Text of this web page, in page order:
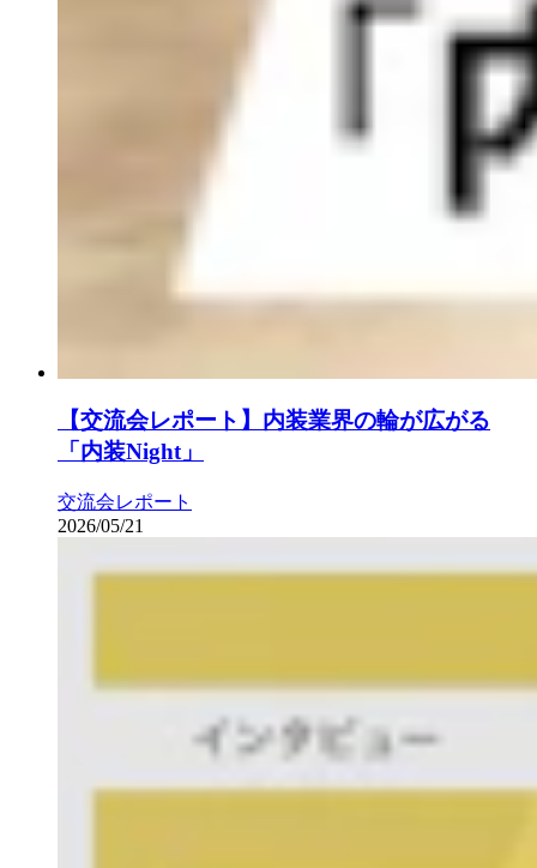
【交流会レポート】内装業界の輪が広がる
「内装Night」
交流会レポート
2026/05/21